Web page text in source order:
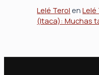
Lelé Terol enLelé
(Itaca): Muchas